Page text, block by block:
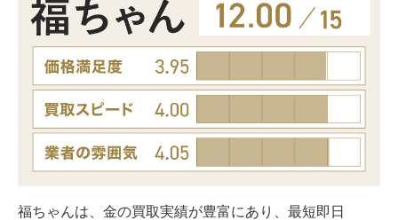
福ちゃんは、金の買取実績が豊富にあり、最短即日